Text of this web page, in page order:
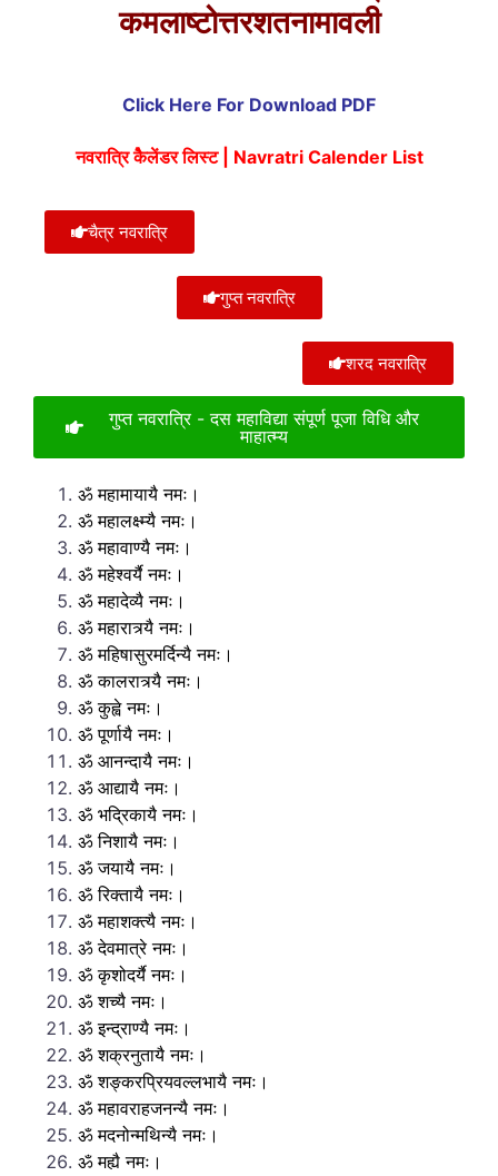
कमलाष्टोत्तरशतनामावली
Click Here For Download PDF
नवरात्रि कैेलेंडर लिस्ट | Navratri Calender List
चैत्र नवरात्रि
गुप्त नवरात्रि
शरद नवरात्रि
गुप्त नवरात्रि - दस महाविद्या संपूर्ण पूजा विधि और
माहात्म्य
ॐ महामायायै नमः।
ॐ महालक्ष्म्यै नमः।
ॐ महावाण्यै नमः।
ॐ महेश्वर्यै नमः।
ॐ महादेव्यै नमः।
ॐ महारात्र्यै नमः।
ॐ महिषासुरमर्दिन्यै नमः।
ॐ कालरात्र्यै नमः।
ॐ कुह्वे नमः।
ॐ पूर्णायै नमः।
ॐ आनन्दायै नमः।
ॐ आद्यायै नमः।
ॐ भद्रिकायै नमः।
ॐ निशायै नमः।
ॐ जयायै नमः।
ॐ रिक्तायै नमः।
ॐ महाशक्त्यै नमः।
ॐ देवमात्रे नमः।
ॐ कृशोदर्यै नमः।
ॐ शच्यै नमः।
ॐ इन्द्राण्यै नमः।
ॐ शक्रनुतायै नमः।
ॐ शङ्करप्रियवल्लभायै नमः।
ॐ महावराहजनन्यै नमः।
ॐ मदनोन्मथिन्यै नमः।
ॐ मह्यै नमः।